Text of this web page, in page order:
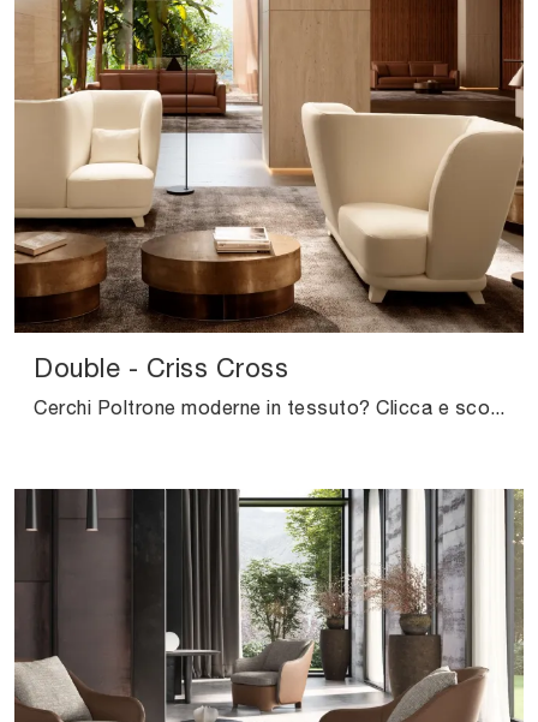
Double - Criss Cross
Cerchi Poltrone moderne in tessuto? Clicca e scopri di più sul modello Double - Criss Cross di Valentini.